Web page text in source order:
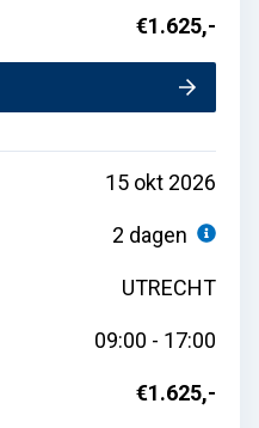
€1.625,-
15 okt 2026
2 dagen
UTRECHT
09:00 - 17:00
€1.625,-